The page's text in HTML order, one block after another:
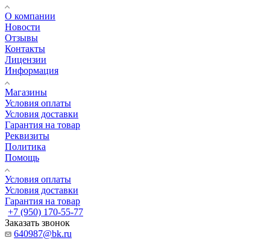
О компании
Новости
Отзывы
Контакты
Лицензии
Информация
Магазины
Условия оплаты
Условия доставки
Гарантия на товар
Реквизиты
Политика
Помощь
Условия оплаты
Условия доставки
Гарантия на товар
+7 (950) 170-55-77
Заказать звонок
640987@bk.ru